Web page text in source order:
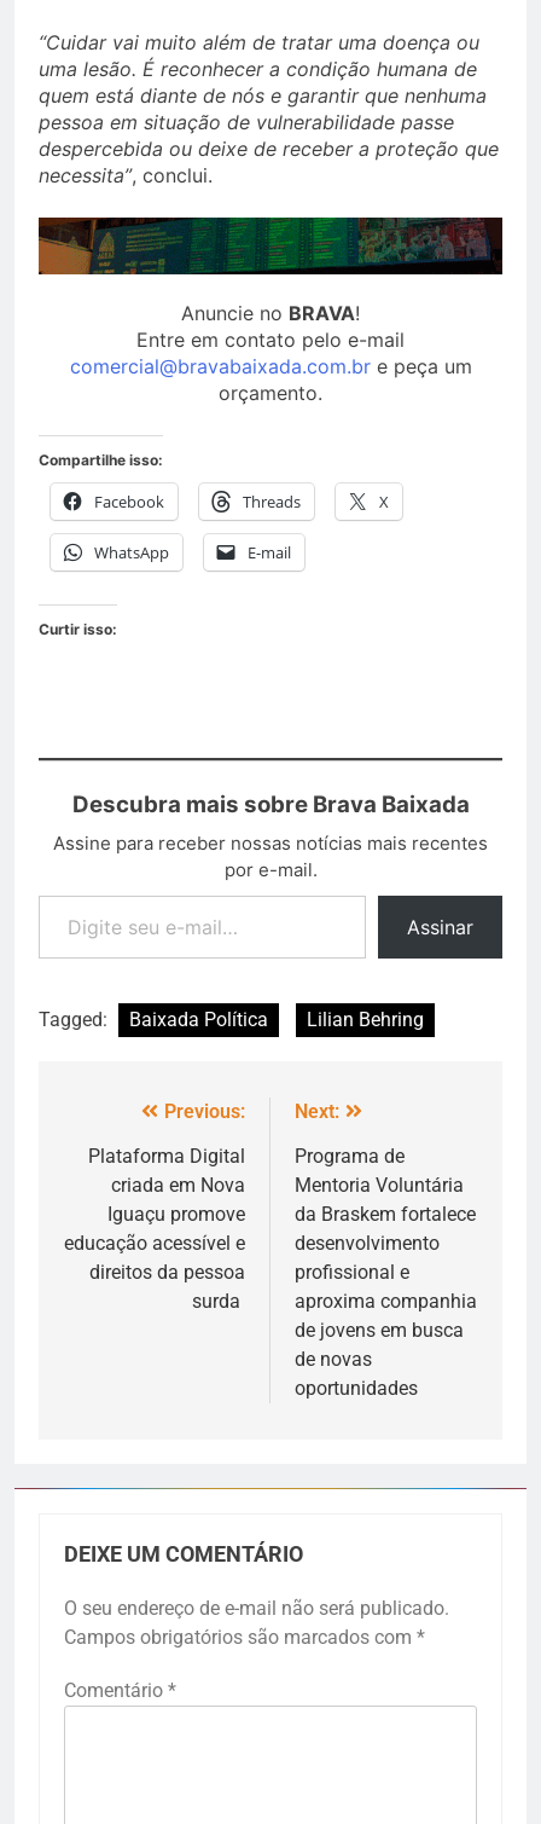
“Cuidar vai muito além de tratar uma doença ou
uma lesão. É reconhecer a condição humana de
quem está diante de nós e garantir que nenhuma
pessoa em situação de vulnerabilidade passe
despercebida ou deixe de receber a proteção que
necessita”, conclui.
Anuncie no BRAVA!
Entre em contato pelo e-mail
comercial@bravabaixada.com.bre peça um
orçamento.
Compartilhe isso:
Facebook Threads X
WhatsApp E-mail
Curtir isso:
Descubra mais sobre Brava Baixada
Assine para receber nossas notícias mais recentes
por e-mail.
Assinar
Tagged: Baixada Política Lilian Behring
Previous:
Plataforma Digital
criada em Nova
Iguaçu promove
educação acessível e
direitos da pessoa
surda
Next:
Programa de
Mentoria Voluntária
da Braskem fortalece
desenvolvimento
profissional e
aproxima companhia
de jovens em busca
de novas
oportunidades
DEIXE UM COMENTÁRIO
O seu endereço de e-mail não será publicado.
Campos obrigatórios são marcados com *
Comentário *